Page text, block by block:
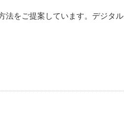
法をご提案しています。デジタル